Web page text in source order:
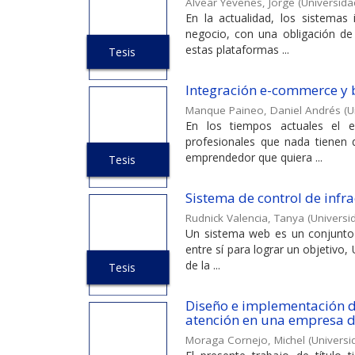
Tesis
En la actualidad, los
negocio, con una obligación
estas plataformas ...
Tesis
Integración e-commerce
Manque Paineo, Daniel Andrés (
En los tiempos actuales el
profesionales que nada tienen
emprendedor que quiera ...
Tesis
Sistema de control de
Rudnick Valencia, Tanya (
Un sistema web es un
entre sí para lograr un objetivo,
de la ...
Diseño e implementación
atención en una empresa
Moraga Cornejo, Michel (